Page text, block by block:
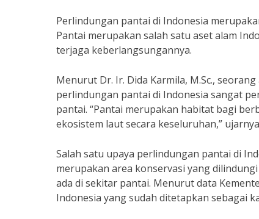
Perlindungan pantai di Indonesia
Pantai merupakan salah satu aset alam
terjaga keberlangsungannya.
Menurut Dr. Ir. Dida Karmila, M.Sc.,
perlindungan pantai di Indonesia sangat
pantai. “Pantai merupakan habitat bagi
ekosistem laut secara keseluruhan,”
Salah satu upaya perlindungan pantai di
merupakan area konservasi yang
ada di sekitar pantai. Menurut data
Indonesia yang sudah ditetapkan sebagai